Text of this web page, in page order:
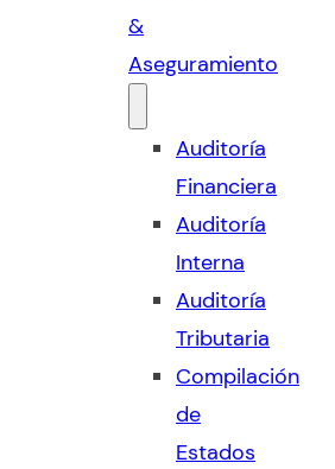
&
Aseguramiento
Auditoría
Financiera
Auditoría
Interna
Auditoría
Tributaria
Compilación
de
Estados